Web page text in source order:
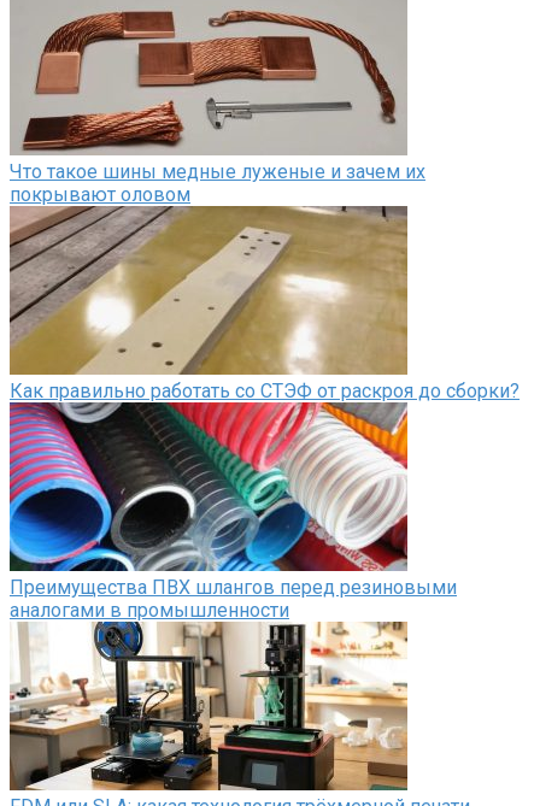
Что такое шины медные луженые и зачем их
покрывают оловом
Как правильно работать со СТЭФ от раскроя до сборки?
Преимущества ПВХ шлангов перед резиновыми
аналогами в промышленности